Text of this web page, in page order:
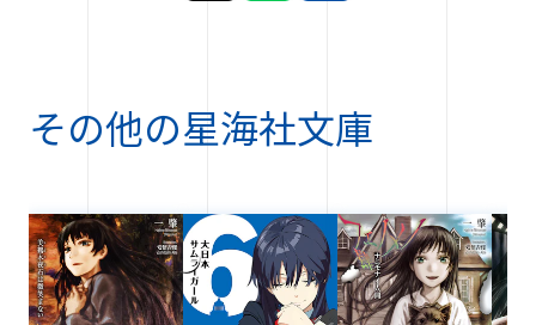
その他の星海社文庫